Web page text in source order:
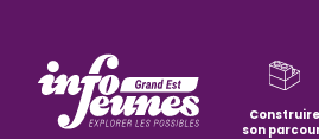
Construire
son